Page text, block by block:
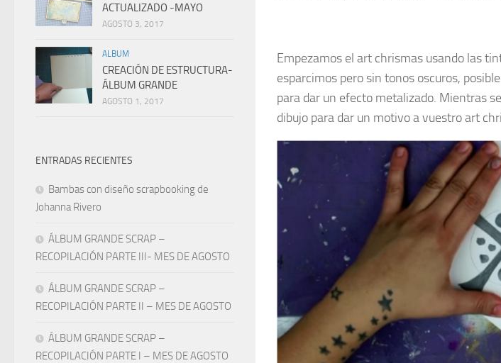
Empezamos el art chrismas usando las
esparcimos pero sin tonos oscuros,
para dar un efecto metalizado. Mientras
dibujo para dar un motivo a vuestro art
ACTUALIZADO -MAYO
AGOSTO 3, 2017
ALBUM
CREACIÓN DE ESTRUCTURA-
ÁLBUM GRANDE
AGOSTO 1, 2017
ENTRADAS RECIENTES
Bambas con diseño scrapbooking de
Johanna Rivero
ÁLBUM GRANDE SCRAP –
RECOPILACIÓN PARTE III- MES DE AGOSTO
ÁLBUM GRANDE SCRAP –
RECOPILACIÓN PARTE II – MES DE AGOSTO
ÁLBUM GRANDE SCRAP –
RECOPILACIÓN PARTE I – MES DE AGOSTO